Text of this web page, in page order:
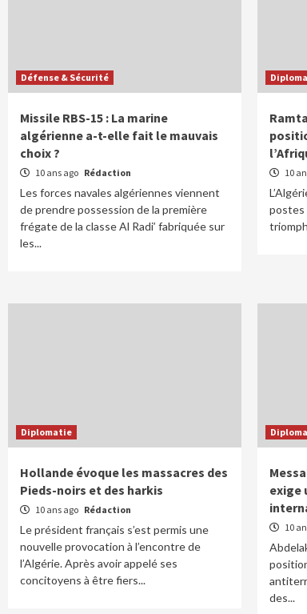
Défense & Sécurité
Missile RBS-15 : La marine
algérienne a-t-elle fait le mauvais
choix ?
10 ans ago Rédaction
Les forces navales algériennes viennent
de prendre possession de la première
frégate de la classe Al Radi’ fabriquée sur
les...
10
postes
Diplomatie
Hollande évoque les massacres des
Pieds-noirs et des harkis
10 ans ago Rédaction
Le président français s’est permis une
nouvelle provocation à l’encontre de
l’Algérie. Après avoir appelé ses
concitoyens à être fiers...
exige
10
des...